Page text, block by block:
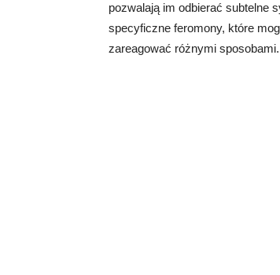
pozwalają im odbierać subtelne
specyficzne feromony, które
zareagować różnymi sposobami.